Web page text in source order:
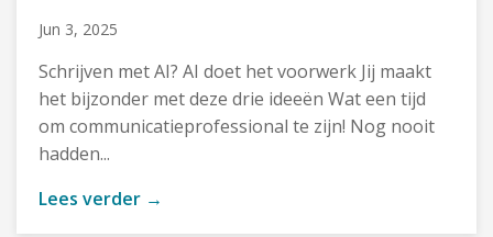
Jun 3, 2025
Schrijven met AI? AI doet het voorwerk Jij maakt
het bijzonder met deze drie ideeën Wat een tijd
om communicatieprofessional te zijn! Nog nooit
hadden...
Lees verder →